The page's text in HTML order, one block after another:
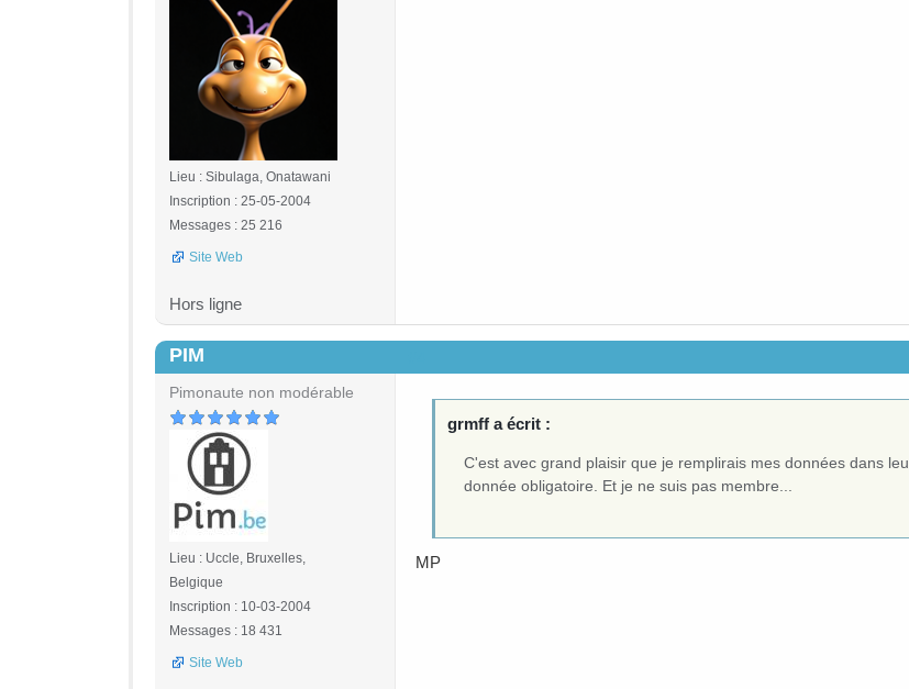
Lieu : Sibulaga, Onatawani
Inscription : 25-05-2004
Messages : 25 216
Site Web
Hors ligne
PIM
Pimonaute non modérable
Lieu : Uccle, Bruxelles,
Belgique
Inscription : 10-03-2004
Messages : 18 431
Site Web
grmff a écrit :
C'est avec grand plaisir que je remplirais mes données dans
donnée obligatoire. Et je ne suis pas membre...
MP